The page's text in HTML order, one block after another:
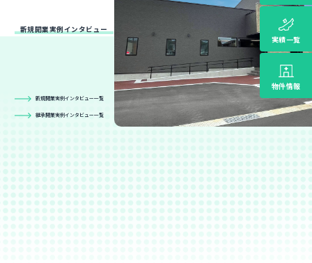
新規開業実例インタビュー
新規開業実例インタビュー一覧
継承開業実例インタビュー一覧
実績一覧
物件情報